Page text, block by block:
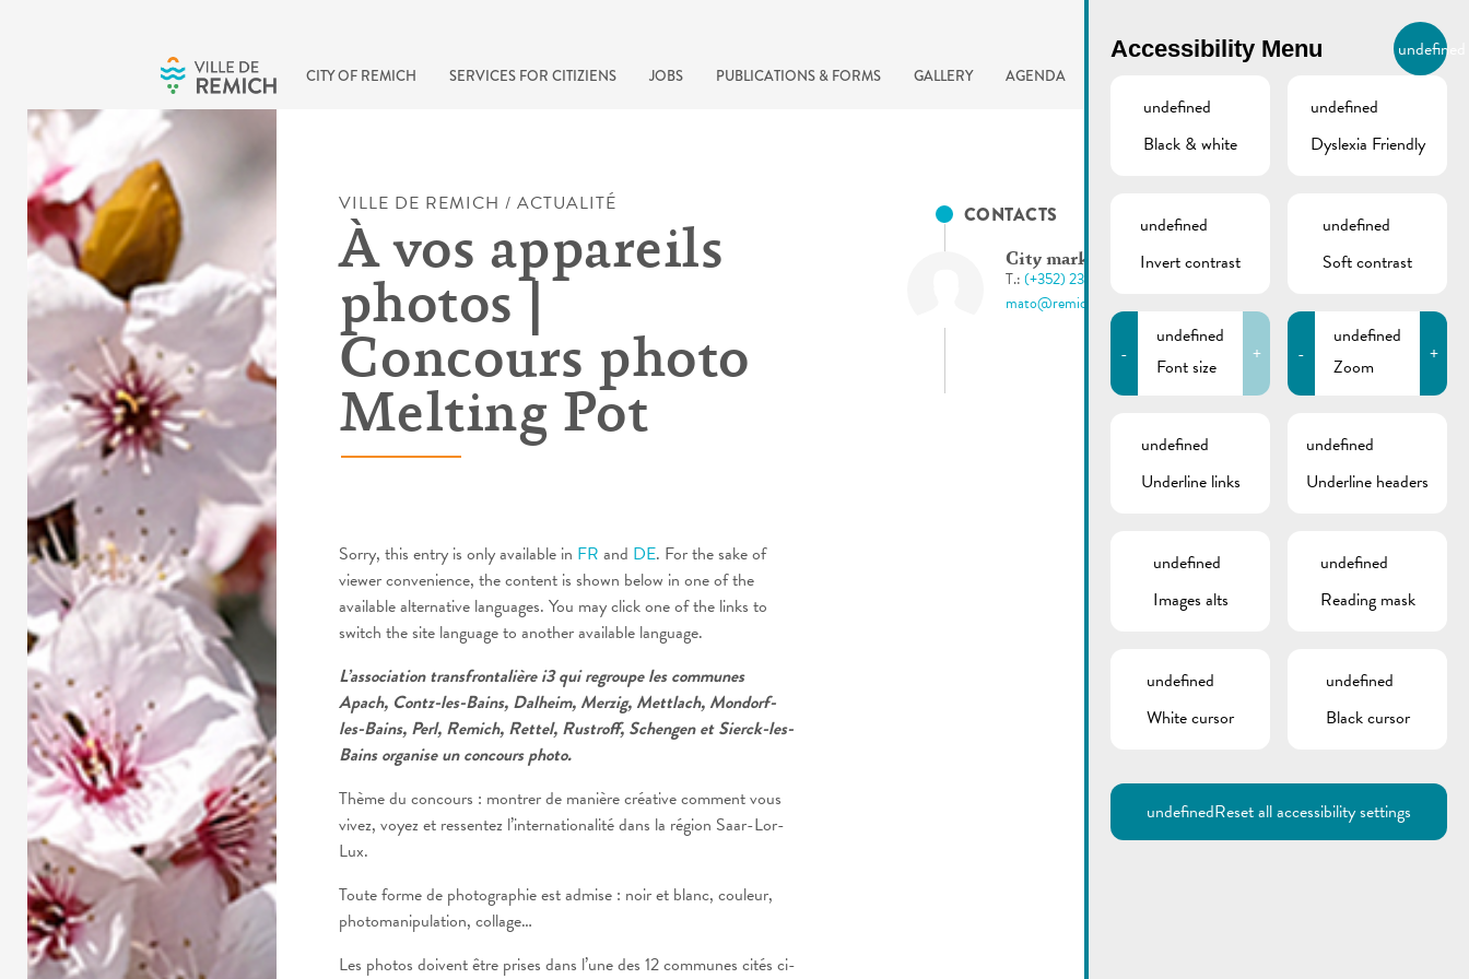
CITY OF REMICH SERVICES FOR CITIZIENS JOBS PUBLICATIONS & FORMS GALLERY AGENDA EN
BIERGER.REMICH.LU
VILLE DE REMICH / ACTUALITÉ
À vos appareils
photos |
Concours photo
Melting Pot
Sorry, this entry is only available in FR and DE. For the sake of
viewer convenience, the content is shown below in one of the
available alternative languages. You may click one of the links to
switch the site language to another available language.
L’association transfrontalière i3 qui regroupe les communes
Apach, Contz-les-Bains, Dalheim, Merzig, Mettlach, Mondorf-
les-Bains, Perl, Remich, Rettel, Rustroff, Schengen et Sierck-les-
Bains organise un concours photo.
Thème du concours : montrer de manière créative comment vous
vivez, voyez et ressentez l’internationalité dans la région Saar-Lor-
Lux.
Toute forme de photographie est admise : noir et blanc, couleur,
photomanipulation, collage…
Les photos doivent être prises dans l’une des 12 communes cités ci-
CONTACTS
City marketing
T.:(+352) 23 692 - 213 / 228
mato@remich.lu
Accessibility Menu undefined
undefined
Black & white
undefined
Dyslexia Friendly
undefined
Invert contrast
undefined
Soft contrast
-
undefined
Font size
+ -
undefined
Zoom
+
undefined
Underline links
undefined
Underline headers
undefined
Images alts
undefined
Reading mask
undefined
White cursor
undefined
Black cursor
undefinedReset all accessibility settings